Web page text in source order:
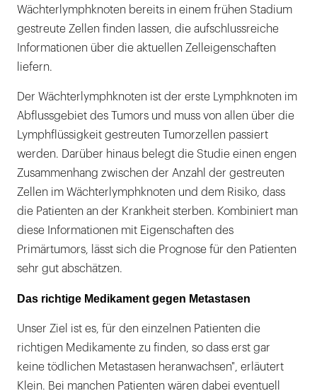
Wächterlymphknoten bereits in einem frühen Stadium
gestreute Zellen finden lassen, die aufschlussreiche
Informationen über die aktuellen Zelleigenschaften
liefern.
Der Wächterlymphknoten ist der erste Lymphknoten im
Abflussgebiet des Tumors und muss von allen über die
Lymphflüssigkeit gestreuten Tumorzellen passiert
werden. Darüber hinaus belegt die Studie einen engen
Zusammenhang zwischen der Anzahl der gestreuten
Zellen im Wächterlymphknoten und dem Risiko, dass
die Patienten an der Krankheit sterben. Kombiniert man
diese Informationen mit Eigenschaften des
Primärtumors, lässt sich die Prognose für den Patienten
sehr gut abschätzen.
Das richtige Medikament gegen Metastasen
Unser Ziel ist es, für den einzelnen Patienten die
richtigen Medikamente zu finden, so dass erst gar
keine tödlichen Metastasen heranwachsen", erläutert
Klein. Bei manchen Patienten wären dabei eventuell